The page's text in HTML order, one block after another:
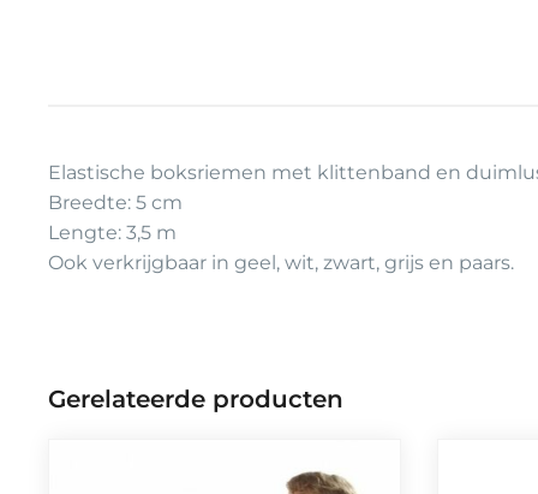
Elastische boksriemen met klittenband en
Breedte: 5 cm
Lengte: 3,5 m
Ook verkrijgbaar in geel, wit, zwart, grijs en paars.
Gerelateerde producten